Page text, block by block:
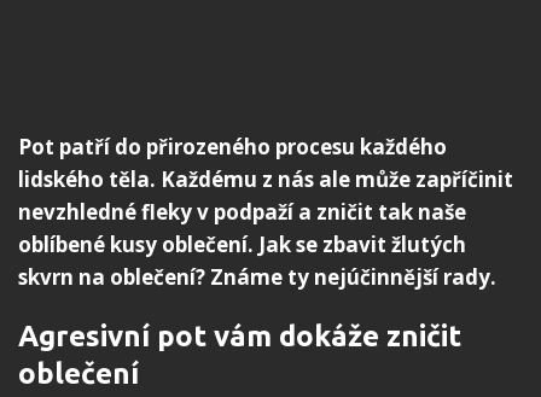
Pot patří do přirozeného procesu každého
lidského těla. Každému z nás ale může zapříčinit
nevzhledné fleky v podpaží a zničit tak naše
oblíbené kusy oblečení. Jak se zbavit žlutých
skvrn na oblečení? Známe ty nejúčinnější rady.
Agresivní pot vám dokáže zničit
oblečení